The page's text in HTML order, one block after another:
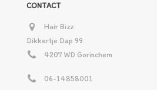
CONTACT
Hair Bizz
Dikkertje Dap 99
4207 WD Gorinchem
06-14858001